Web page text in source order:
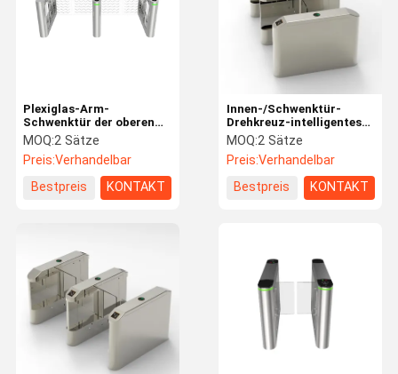
Plexiglas-Arm-
Schwenktür der oberen
Abdeckungs-2.0mm im
Freien, Bewertung
Schwingen-Sperren-Tor-
MOQ:2 Sätze
Preis:Verhandelbar
Bestpreis
KONTAKT
Innen-/Schwenktür-
Drehkreuz-intelligentes
Zugriffskontrollsystem-
im Freien dünne Struktur
MOQ:2 Sätze
Preis:Verhandelbar
Bestpreis
KONTAKT